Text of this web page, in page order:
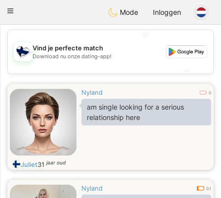
SuomenTreffit
Toggle
Mode Inloggen
💕
Vind je perfecte match
Download nu onze dating-app!
Nyland 0
am single looking for a serious
relationship here
Juliet31jaar oud
Nyland 0.1